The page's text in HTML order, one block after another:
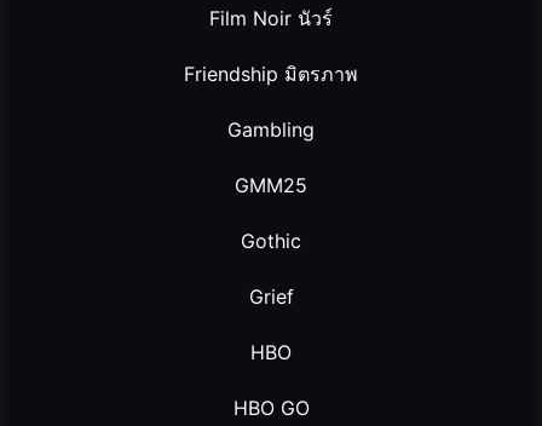
Film Noir นัวร์
Friendship มิตรภาพ
Gambling
GMM25
Gothic
Grief
HBO
HBO GO